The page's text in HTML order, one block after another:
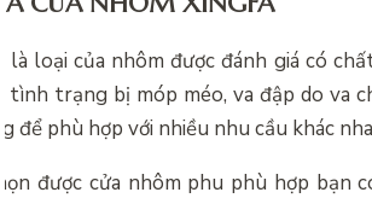
là loại của nhôm được đánh giá có
trạng bị móp méo, va đập do va
để phù hợp với nhiều nhu cầu khác
được cửa nhôm phu phù hợp bạn